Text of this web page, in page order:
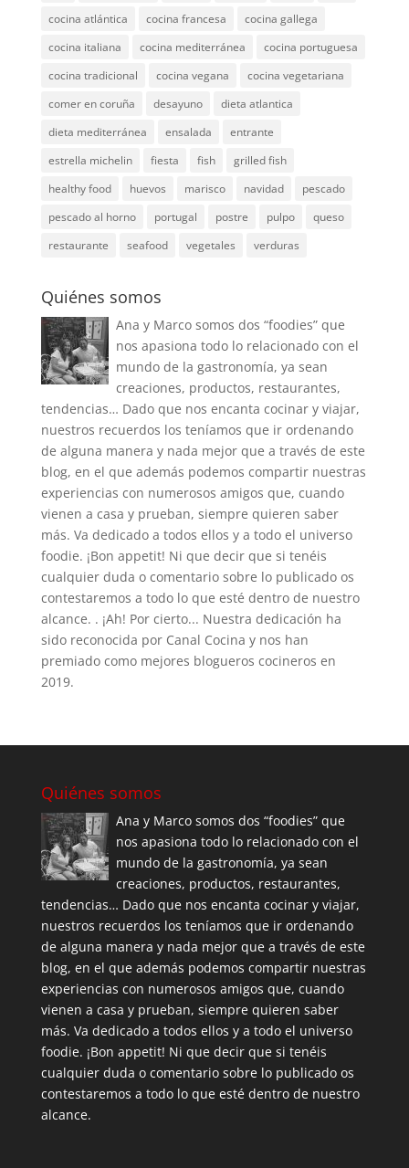
cocina atlántica
cocina francesa
cocina gallega
cocina italiana
cocina mediterránea
cocina portuguesa
cocina tradicional
cocina vegana
cocina vegetariana
comer en coruña
desayuno
dieta atlantica
dieta mediterránea
ensalada
entrante
estrella michelin
fiesta fish
grilled fish
healthy food
huevos marisco navidad
pescado
pescado al horno
portugal postre pulpo
queso
restaurante
seafood vegetales verduras
Quiénes somos
Ana y Marco somos dos “foodies” que
nos apasiona todo lo relacionado con el
mundo de la gastronomía, ya sean
creaciones, productos, restaurantes,
tendencias… Dado que nos encanta cocinar y viajar,
nuestros recuerdos los teníamos que ir ordenando
de alguna manera y nada mejor que a través de este
blog, en el que además podemos compartir nuestras
experiencias con numerosos amigos que, cuando
vienen a casa y prueban, siempre quieren saber
más. Va dedicado a todos ellos y a todo el universo
foodie. ¡Bon appetit! Ni que decir que si tenéis
cualquier duda o comentario sobre lo publicado os
contestaremos a todo lo que esté dentro de nuestro
alcance. . ¡Ah! Por cierto... Nuestra dedicación ha
sido reconocida por Canal Cocina y nos han
premiado como mejores blogueros cocineros en
2019.
Quiénes somos
Ana y Marco somos dos “foodies” que
nos apasiona todo lo relacionado con el
mundo de la gastronomía, ya sean
creaciones, productos, restaurantes,
tendencias… Dado que nos encanta cocinar y viajar,
nuestros recuerdos los teníamos que ir ordenando
de alguna manera y nada mejor que a través de este
blog, en el que además podemos compartir nuestras
experiencias con numerosos amigos que, cuando
vienen a casa y prueban, siempre quieren saber
más. Va dedicado a todos ellos y a todo el universo
foodie. ¡Bon appetit! Ni que decir que si tenéis
cualquier duda o comentario sobre lo publicado os
contestaremos a todo lo que esté dentro de nuestro
alcance.